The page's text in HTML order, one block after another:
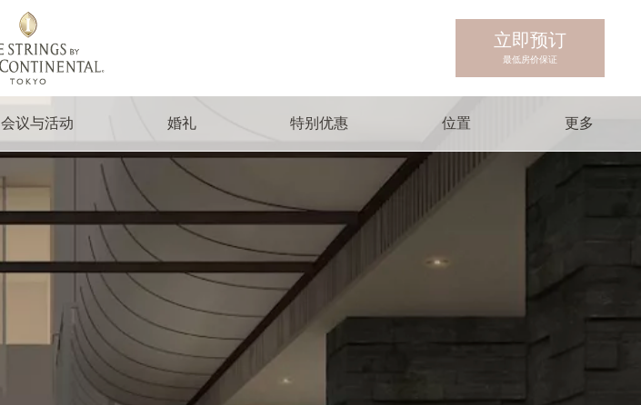
立即预订
最低房价保证
会议与活动 婚礼 特别优惠 位置 更多